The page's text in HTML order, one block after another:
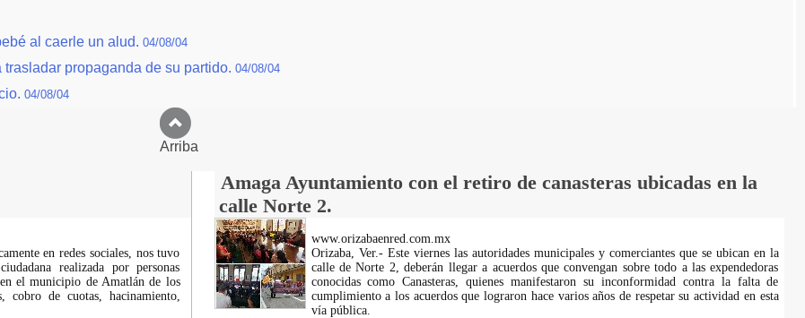
al caerle un alud. 04/08/04
propaganda de su partido. 04/08/04
04/08/04
Arriba
Amaga Ayuntamiento con el retiro de canasteras ubicadas en la
calle Norte 2.
en redes sociales, nos tuvo
realizada por personas
el municipio de Amatlán de los
cobro de cuotas, hacinamiento,
www.orizabaenred.com.mx
Orizaba, Ver.- Este viernes las autoridades municipales y comerciantes que se ubican en la
calle de Norte 2, deberán llegar a acuerdos que convengan sobre todo a las expendedoras
conocidas como Canasteras, quienes manifestaron su inconformidad contra la falta de
cumplimiento a los acuerdos que lograron hace varios años de respetar su actividad en esta
vía pública.